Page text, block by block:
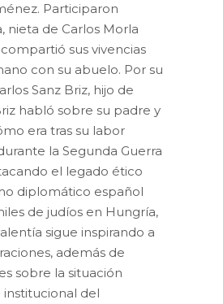
Participaron
nieta de Carlos Morla
sus vivencias
con su abuelo. Por su
Sanz Briz, hijo de
habló sobre su padre y
era tras su labor
la Segunda Guerra
el legado ético
diplomático español
de judíos en Hungría,
sigue inspirando a
además de
sobre la situación
del